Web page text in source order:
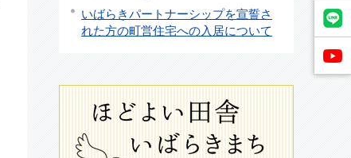
いばらきパートナーシップを宣誓さ
れた方の町営住宅への入居について